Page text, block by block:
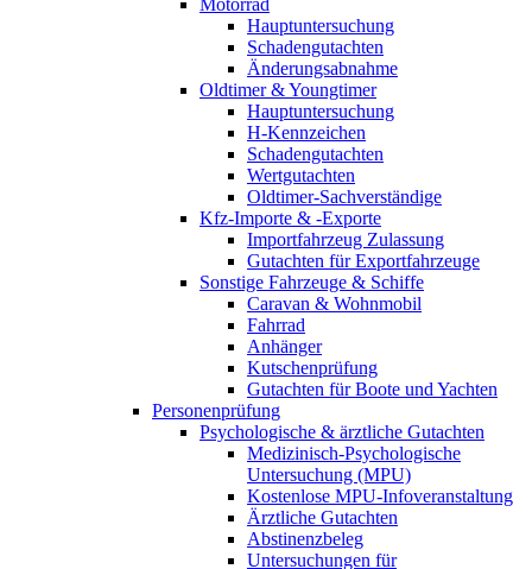
Hauptuntersuchung
Schadengutachten
Änderungsabnahme
Oldtimer & Youngtimer
Hauptuntersuchung
H-Kennzeichen
Schadengutachten
Wertgutachten
Oldtimer-Sachverständige
Kfz-Importe & -Exporte
Importfahrzeug Zulassung
Gutachten für Exportfahrzeuge
Sonstige Fahrzeuge & Schiffe
Caravan & Wohnmobil
Fahrrad
Anhänger
Kutschenprüfung
Gutachten für Boote und Yachten
Personenprüfung
Psychologische & ärztliche Gutachten
Medizinisch-Psychologische
Untersuchung (MPU)
Kostenlose MPU-Infoveranstaltung
Ärztliche Gutachten
Abstinenzbeleg
Untersuchungen für